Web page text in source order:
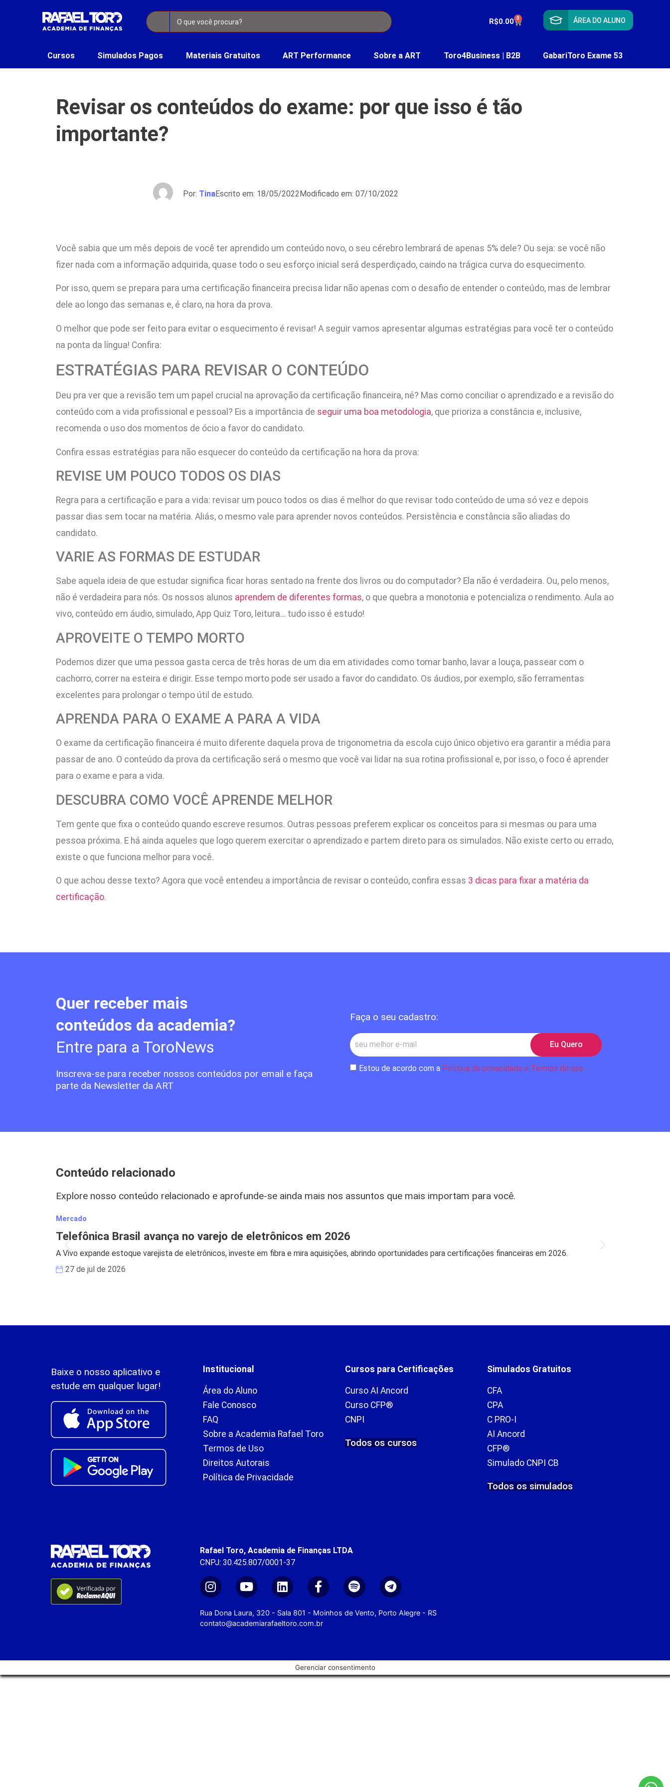
R$0.00 0 ÁREA DO ALUNO
Cursos Simulados Pagos Materiais Gratuitos ART Performance Sobre a ART Toro4Business | B2B GabariToro Exame 53
Revisar os conteúdos do exame: por que isso é tão
importante?
Por: TinaEscrito em: 18/05/2022Modificado em: 07/10/2022
Você sabia que um mês depois de você ter aprendido um conteúdo novo, o seu cérebro lembrará de apenas 5% dele? Ou seja: se você não
fizer nada com a informação adquirida, quase todo o seu esforço inicial será desperdiçado, caindo na trágica curva do esquecimento.
Por isso, quem se prepara para uma certificação financeira precisa lidar não apenas com o desafio de entender o conteúdo, mas de lembrar
dele ao longo das semanas e, é claro, na hora da prova.
O melhor que pode ser feito para evitar o esquecimento é revisar! A seguir vamos apresentar algumas estratégias para você ter o conteúdo
na ponta da língua! Confira:
ESTRATÉGIAS PARA REVISAR O CONTEÚDO
Deu pra ver que a revisão tem um papel crucial na aprovação da certificação financeira, né? Mas como conciliar o aprendizado e a revisão do
conteúdo com a vida profissional e pessoal? Eis a importância de seguir uma boa metodologia, que prioriza a constância e, inclusive,
recomenda o uso dos momentos de ócio a favor do candidato.
Confira essas estratégias para não esquecer do conteúdo da certificação na hora da prova:
REVISE UM POUCO TODOS OS DIAS
Regra para a certificação e para a vida: revisar um pouco todos os dias é melhor do que revisar todo conteúdo de uma só vez e depois
passar dias sem tocar na matéria. Aliás, o mesmo vale para aprender novos conteúdos. Persistência e constância são aliadas do
candidato.
VARIE AS FORMAS DE ESTUDAR
Sabe aquela ideia de que estudar significa ficar horas sentado na frente dos livros ou do computador? Ela não é verdadeira. Ou, pelo menos,
não é verdadeira para nós. Os nossos alunos aprendem de diferentes formas, o que quebra a monotonia e potencializa o rendimento. Aula ao
vivo, conteúdo em áudio, simulado, App Quiz Toro, leitura… tudo isso é estudo!
APROVEITE O TEMPO MORTO
Podemos dizer que uma pessoa gasta cerca de três horas de um dia em atividades como tomar banho, lavar a louça, passear com o
cachorro, correr na esteira e dirigir. Esse tempo morto pode ser usado a favor do candidato. Os áudios, por exemplo, são ferramentas
excelentes para prolongar o tempo útil de estudo.
APRENDA PARA O EXAME A PARA A VIDA
O exame da certificação financeira é muito diferente daquela prova de trigonometria da escola cujo único objetivo era garantir a média para
passar de ano. O conteúdo da prova da certificação será o mesmo que você vai lidar na sua rotina profissional e, por isso, o foco é aprender
para o exame e para a vida.
DESCUBRA COMO VOCÊ APRENDE MELHOR
Tem gente que fixa o conteúdo quando escreve resumos. Outras pessoas preferem explicar os conceitos para si mesmas ou para uma
pessoa próxima. E há ainda aqueles que logo querem exercitar o aprendizado e partem direto para os simulados. Não existe certo ou errado,
existe o que funciona melhor para você.
O que achou desse texto? Agora que você entendeu a importância de revisar o conteúdo, confira essas 3 dicas para fixar a matéria da
certificação.
Quer receber mais
conteúdos da academia?
Entre para a ToroNews
Inscreva-se para receber nossos conteúdos por email e faça
parte da Newsletter da ART
Faça o seu cadastro:
Estou de acordo com a Política de privacidade e Termos de uso
Eu Quero
Conteúdo relacionado
Explore nosso conteúdo relacionado e aprofunde-se ainda mais nos assuntos que mais importam para você.
Mercado
Telefônica Brasil avança no varejo de eletrônicos em 2026
A Vivo expande estoque varejista de eletrônicos, investe em fibra e mira aquisições, abrindo oportunidades para certificações financeiras em 2026.
27 de jul de 2026
Baixe o nosso aplicativo e
estude em qualquer lugar!
Institucional
Área do Aluno
Fale Conosco
FAQ
Sobre a Academia Rafael Toro
Termos de Uso
Direitos Autorais
Política de Privacidade
Cursos para Certificações
Curso AI Ancord
Curso CFP®
CNPI
Todos os cursos
Simulados Gratuitos
CFA
CPA
C PRO-I
AI Ancord
CFP®
Simulado CNPI CB
Todos os simulados
Rafael Toro, Academia de Finanças LTDA
CNPJ: 30.425.807/0001-37
Rua Dona Laura, 320 - Sala 801 - Moinhos de Vento, Porto Alegre - RS
contato@academiarafaeltoro.com.br
Gerenciar consentimento